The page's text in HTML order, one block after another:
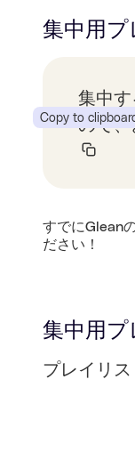
集中用プ
集中
ので、
Copy to
すでにGlean
ださい！
集中用プ
プレイリ